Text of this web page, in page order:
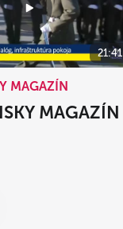
21:41
MAGAZÍN
MAGAZÍN